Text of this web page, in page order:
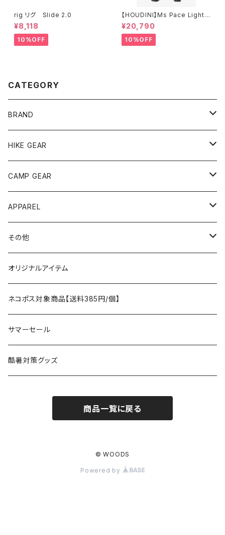
rig リグ Slide 2.0
¥8,118
10%OFF
【HOUDINI】Ms Pace Light P
ants
¥20,790
10%OFF
CATEGORY
BRAND
andwander
ANOBA
AO COOLERS
asobito
AS2OV
AXESQUIN
Ballistics
BEDROCK SANDALS
HIKE GEAR
テント、シェルター
バックパック
ポーチ／サコッシュ
ストレージ
パッキングアクセサリー
スリーピングギア
クッキングギア
ヘッドライト／ランタン
CAMP GEAR
テント、タープ
テント、シェルター
タープ
スリーピングギア
寝袋
マット
テーブル、チェア
テーブル
チェア
ランタン、ライト
燃料ランタン
LEDライト
焚火台／薪ストーブ
焚火台
暖房器具
クッキングギア
APPAREL
トップス
ボトムス
アンダーウェア
ハンドウェア
ヘッドギア
その他
遊び
フィッシング
ラジコン
ケア用品
雑貨
アウトレット
オリジナルアイテム
ネコポス対象商品【送料385円/個】
サマーセール
酷暑対策グッズ
商品一覧に戻る
© WOODS
Powered by